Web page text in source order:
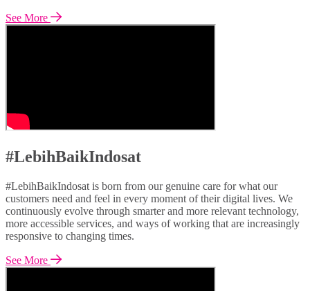
See More
#LebihBaikIndosat
#LebihBaikIndosat is born from our genuine care for what our
customers need and feel in every moment of their digital lives. We
continuously evolve through smarter and more relevant technology,
more accessible services, and ways of working that are increasingly
responsive to changing times.
See More